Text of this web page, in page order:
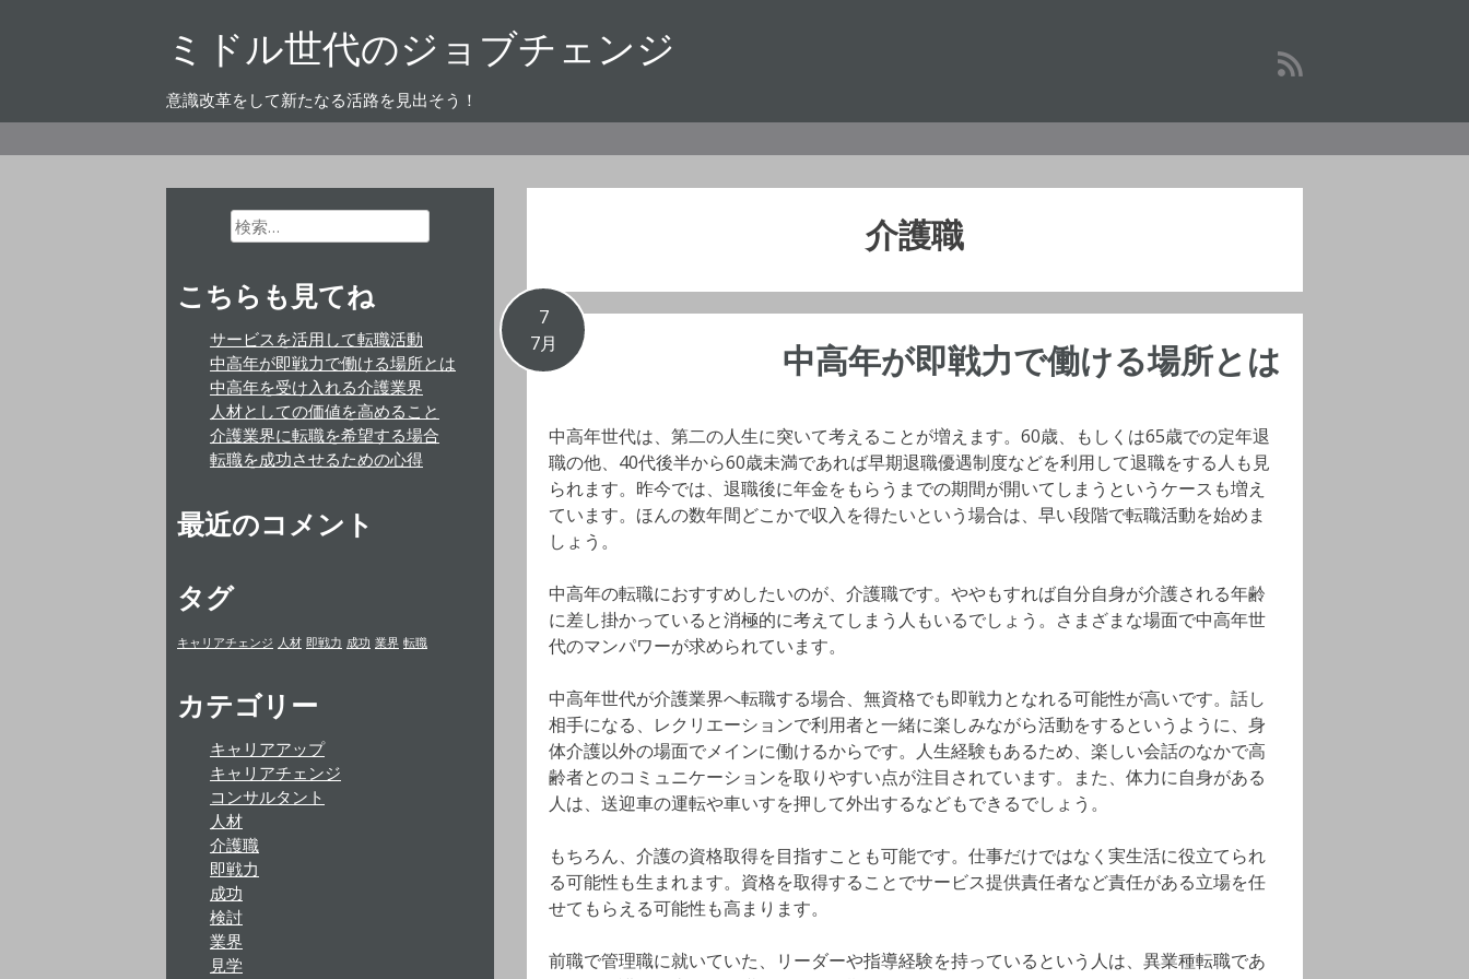
ツ
ミドル世代のジョブチェンジ
意識改革をして新たなる活路を見出そう！
介護職
7
7月
中高年が即戦力で働ける場所とは
中高年世代は、第二の人生に突いて考えることが増えます。60歳、もしくは65歳での定年退
職の他、40代後半から60歳未満であれば早期退職優遇制度などを利用して退職をする人も見
られます。昨今では、退職後に年金をもらうまでの期間が開いてしまうというケースも増え
ています。ほんの数年間どこかで収入を得たいという場合は、早い段階で転職活動を始めま
しょう。
中高年の転職におすすめしたいのが、介護職です。ややもすれば自分自身が介護される年齢
に差し掛かっていると消極的に考えてしまう人もいるでしょう。さまざまな場面で中高年世
代のマンパワーが求められています。
中高年世代が介護業界へ転職する場合、無資格でも即戦力となれる可能性が高いです。話し
相手になる、レクリエーションで利用者と一緒に楽しみながら活動をするというように、身
体介護以外の場面でメインに働けるからです。人生経験もあるため、楽しい会話のなかで高
齢者とのコミュニケーションを取りやすい点が注目されています。また、体力に自身がある
人は、送迎車の運転や車いすを押して外出するなどもできるでしょう。
もちろん、介護の資格取得を目指すことも可能です。仕事だけではなく実生活に役立てられ
る可能性も生まれます。資格を取得することでサービス提供責任者など責任がある立場を任
せてもらえる可能性も高まります。
前職で管理職に就いていた、リーダーや指導経験を持っているという人は、異業種転職であ
検
索:
こちらも見てね
サービスを活用して転職活動
中高年が即戦力で働ける場所とは
中高年を受け入れる介護業界
人材としての価値を高めること
介護業界に転職を希望する場合
転職を成功させるための心得
最近のコメント
タグ
キャリアチェンジ 人材 即戦力 成功 業界 転職
カテゴリー
キャリアアップ
キャリアチェンジ
コンサルタント
人材
介護職
即戦力
成功
検討
業界
見学